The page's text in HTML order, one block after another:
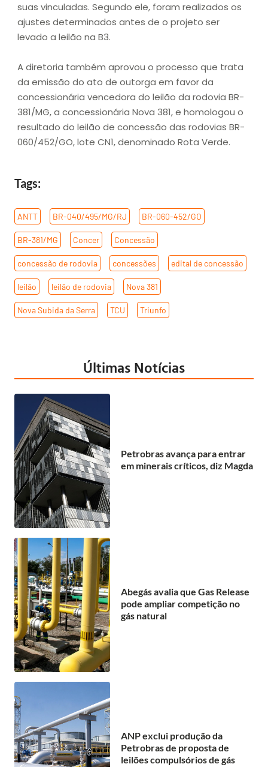
suas vinculadas. Segundo ele, foram realizados os
ajustes determinados antes de o projeto ser
levado a leilão na B3.
A diretoria também aprovou o processo que trata
da emissão do ato de outorga em favor da
concessionária vencedora do leilão da rodovia BR-
381/MG, a concessionária Nova 381, e homologou o
resultado do leilão de concessão das rodovias BR-
060/452/GO, lote CN1, denominado Rota Verde.
Tags:
ANTT BR-040/495/MG/RJ BR-060-452/GO
BR-381/MG Concer Concessão
concessão de rodovia concessões edital de concessão
leilão leilão de rodovia Nova 381
Nova Subida da Serra TCU Triunfo
Últimas Notícias
Petrobras avança para entrar
em minerais críticos, diz Magda
Abegás avalia que Gas Release
pode ampliar competição no
gás natural
ANP exclui produção da
Petrobras de proposta de
leilões compulsórios de gás